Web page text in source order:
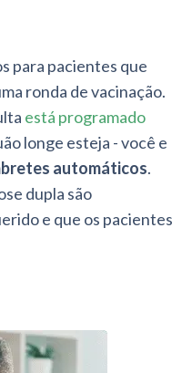
para pacientes que
ronda de vacinação.
está programado
longe esteja - você e
automáticos.
dupla são
e que os pacientes